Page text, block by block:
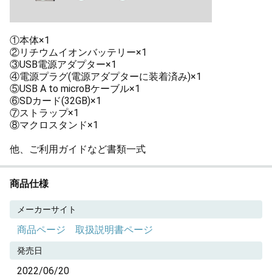
①本体×1
②リチウムイオンバッテリー×1
③USB電源アダプター×1
④電源プラグ(電源アダプターに装着済み)×1
⑤USB A to microBケーブル×1
⑥SDカード(32GB)×1
⑦ストラップ×1
⑧マクロスタンド×1
他、ご利用ガイドなど書類一式
商品仕様
メーカーサイト
商品ページ 取扱説明書ページ
発売日
2022/06/20